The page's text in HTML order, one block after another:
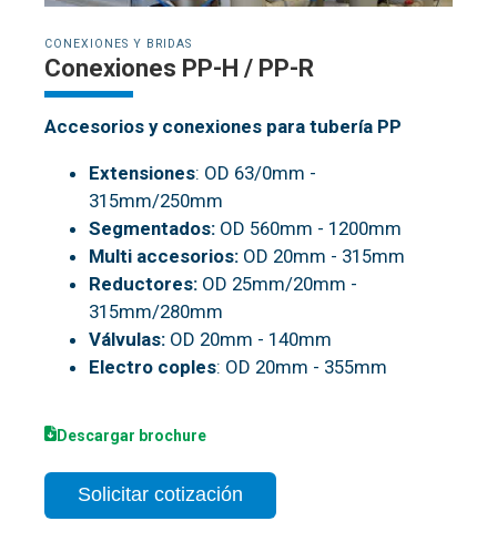
CONEXIONES Y BRIDAS
Conexiones PP-H / PP-R
Accesorios y conexiones para tubería PP
Extensiones: OD 63/0mm -
315mm/250mm
Segmentados: OD 560mm - 1200mm
Multi accesorios: OD 20mm - 315mm
Reductores: OD 25mm/20mm -
315mm/280mm
Válvulas: OD 20mm - 140mm
Electro coples: OD 20mm - 355mm
Descargar brochure
Solicitar cotización